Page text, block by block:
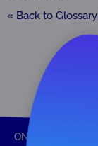
« Back to
ONAC